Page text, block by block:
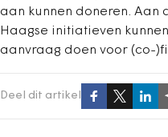
aan kunnen doneren. Aan
Haagse initiatieven
aanvraag doen voor (co-
Deel dit artikel